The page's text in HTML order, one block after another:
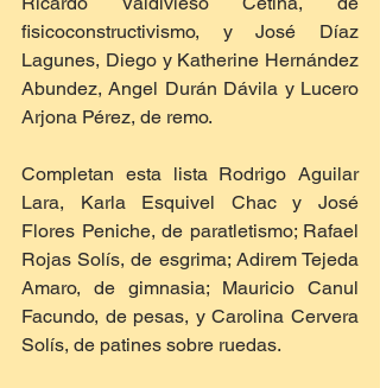
fisicoconstructivismo, y José Díaz
Lagunes, Diego y Katherine Hernández
Abundez, Angel Durán Dávila y Lucero
Arjona Pérez, de remo.
Completan esta lista Rodrigo Aguilar
Lara, Karla Esquivel Chac y José
Flores Peniche, de paratletismo; Rafael
Rojas Solís, de esgrima; Adirem Tejeda
Amaro, de gimnasia; Mauricio Canul
Facundo, de pesas, y Carolina Cervera
Solís, de patines sobre ruedas.